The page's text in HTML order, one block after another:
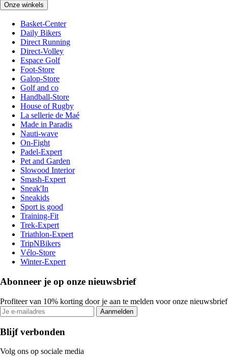
Onze winkels
Basket-Center
Daily Bikers
Direct Running
Direct-Volley
Espace Golf
Foot-Store
Galop-Store
Golf and co
Handball-Store
House of Rugby
La sellerie de Maé
Made in Paradis
Nauti-wave
On-Fight
Padel-Expert
Pet and Garden
Slowood Interior
Smash-Expert
Sneak'In
Sneakids
Sport is good
Training-Fit
Trek-Expert
Triathlon-Expert
TripNBikers
Vélo-Store
Winter-Expert
Abonneer je op onze nieuwsbrief
Profiteer van 10% korting door je aan te melden voor onze nieuwsbrief
Aanmelden
Blijf verbonden
Volg ons op sociale media